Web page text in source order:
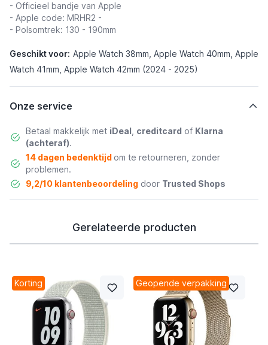
- Officieel bandje van Apple
- Apple code: MRHR2 -
- Polsomtrek: 130 - 190mm
Geschikt voor: Apple Watch 38mm, Apple Watch 40mm, Apple
Watch 41mm, Apple Watch 42mm (2024 - 2025)
Onze service
Betaal makkelijk met iDeal creditcard of Klarna
(achteraf).
14 dagen bedenktijd om te retourneren, zonder
problemen.
9,2/10 klantenbeoordelingdoor Trusted Shops
Gerelateerde producten
Korting Geopende verpakking